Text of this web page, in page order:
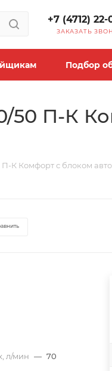
+7 (4712)
ЗАКАЗАТЬ
Подбор
П-К
Комфорт с блоком
л/мин — 70